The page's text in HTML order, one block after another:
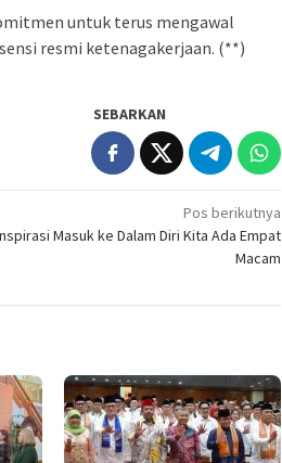
untuk terus mengawal
resmi ketenagakerjaan. (**)
SEBARKAN
Pos berikutnya
Masuk ke Dalam Diri Kita Ada Empat
Macam